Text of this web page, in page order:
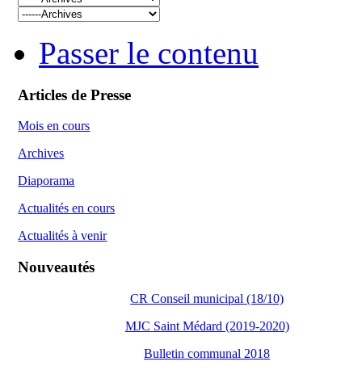
Passer le contenu
Articles de Presse
Mois en cours
Archives
Diaporama
Actualités en cours
Actualités à venir
Nouveautés
CR Conseil municipal (18/10)
MJC Saint Médard (2019-2020)
Bulletin communal 2018